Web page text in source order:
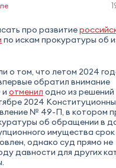
про развитие
по искам прокуратуры об
о том, что летом 2024
обратил внимание
отменил одно из решений
2024
№ 49-П, в котором
об обращении в
имущества срок
однако суд прямо не
давности для других